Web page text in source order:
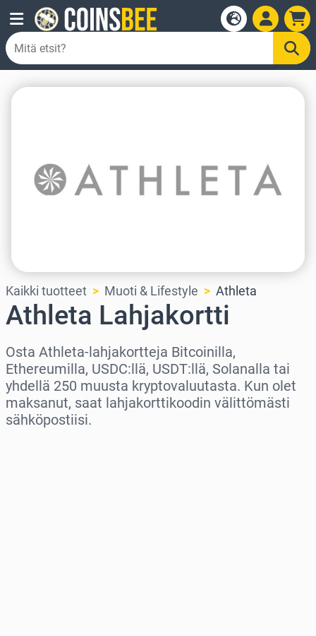
Kaikki tuotteet Muoti & Lifestyle Athleta
Athleta Lahjakortti
Osta Athleta-lahjakortteja Bitcoinilla,
Ethereumilla, USDC:llä, USDT:llä, Solanalla tai
yhdellä 250 muusta kryptovaluutasta. Kun olet
maksanut, saat lahjakorttikoodin välittömästi
sähköpostiisi.